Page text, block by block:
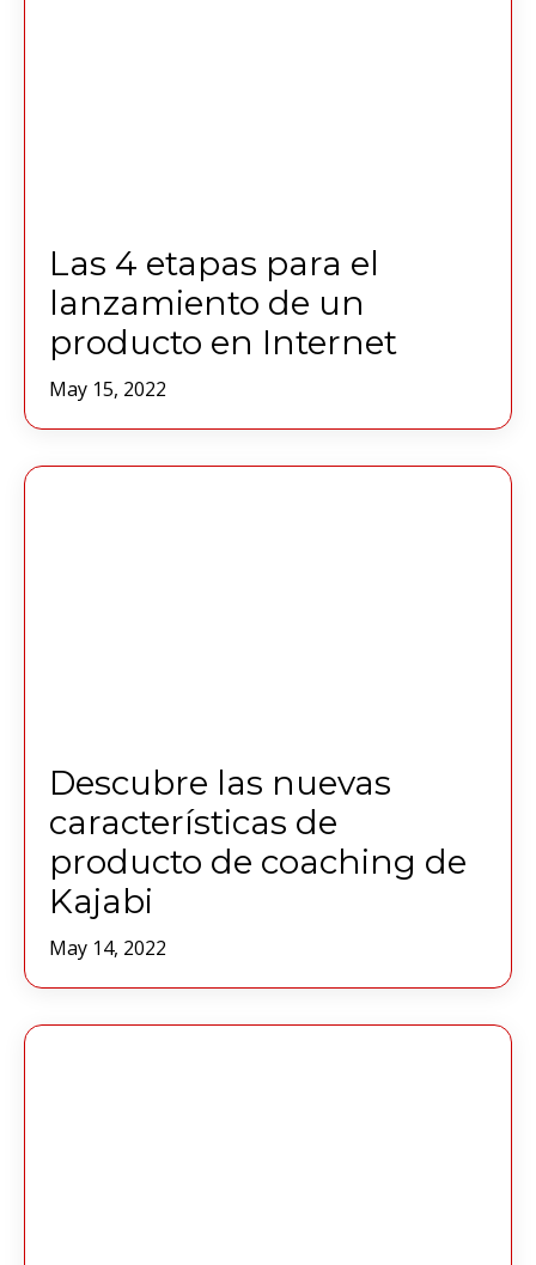
Las 4 etapas para el
lanzamiento de un
producto en Internet
May 15, 2022
Descubre las nuevas
características de
producto de coaching de
Kajabi
May 14, 2022